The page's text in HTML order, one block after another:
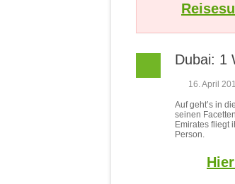
Dubai: 1
16. April
Auf geht’s in
seinen
Emirates fliegt
Person.